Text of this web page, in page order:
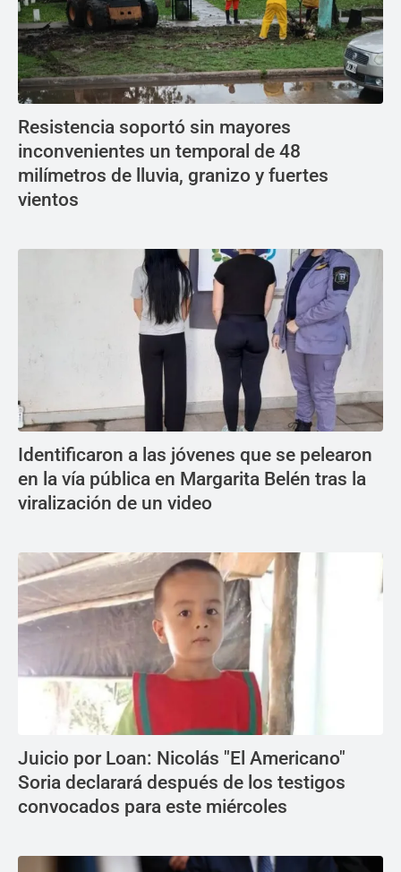
Resistencia soportó sin mayores
inconvenientes un temporal de 48
milímetros de lluvia, granizo y fuertes
vientos
Identificaron a las jóvenes que se pelearon
en la vía pública en Margarita Belén tras la
viralización de un video
Juicio por Loan: Nicolás "El Americano"
Soria declarará después de los testigos
convocados para este miércoles